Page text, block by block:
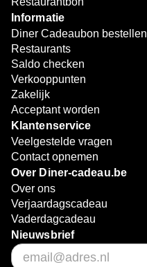
Informatie
Diner Cadeaubon bestellen
Restaurants
Saldo checken
Verkooppunten
Zakelijk
Acceptant worden
Klantenservice
Veelgestelde vragen
Contact opnemen
Over Diner-cadeau.be
Over ons
Verjaardagscadeau
Vaderdagcadeau
Nieuwsbrief